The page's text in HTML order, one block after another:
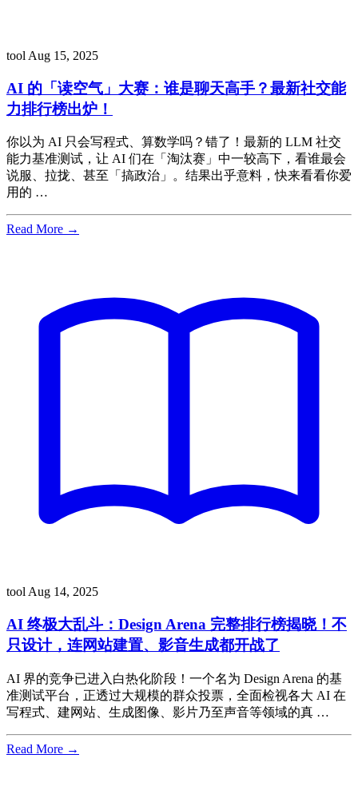
tool Aug 15, 2025
AI 的「读空气」大赛：谁是聊天高手？最新社交能
力排行榜出炉！
你以为 AI 只会写程式、算数学吗？错了！最新的 LLM 社交
能力基准测试，让 AI 们在「淘汰赛」中一较高下，看谁最会
说服、拉拢、甚至「搞政治」。结果出乎意料，快来看看你爱
用的 …
Read More →
tool Aug 14, 2025
AI 终极大乱斗：Design Arena 完整排行榜揭晓！不
只设计，连网站建置、影音生成都开战了
AI 界的竞争已进入白热化阶段！一个名为 Design Arena 的基
准测试平台，正透过大规模的群众投票，全面检视各大 AI 在
写程式、建网站、生成图像、影片乃至声音等领域的真 …
Read More →